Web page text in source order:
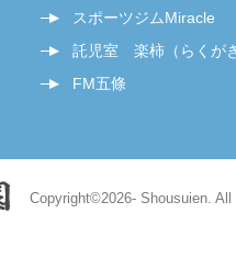
スポーツジムMiracle
託児室 楽柿（らくが
FM五條
Copyright©2026- Shousuien.